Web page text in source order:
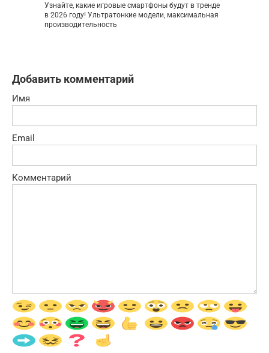
Узнайте, какие игровые смартфоны будут в тренде
в 2026 году! Ультратонкие модели, максимальная
производительность
Добавить комментарий
Имя
Email
Комментарий